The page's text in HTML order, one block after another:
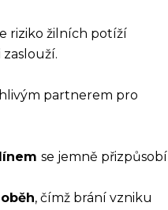
riziko žilních potíží
zaslouží.
partnerem pro
se jemně přizpůsobí
, čímž brání vzniku